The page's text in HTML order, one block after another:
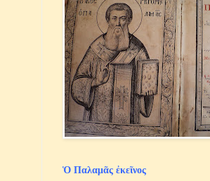
Ὁ Παλαμᾶς ἐκεῖνος